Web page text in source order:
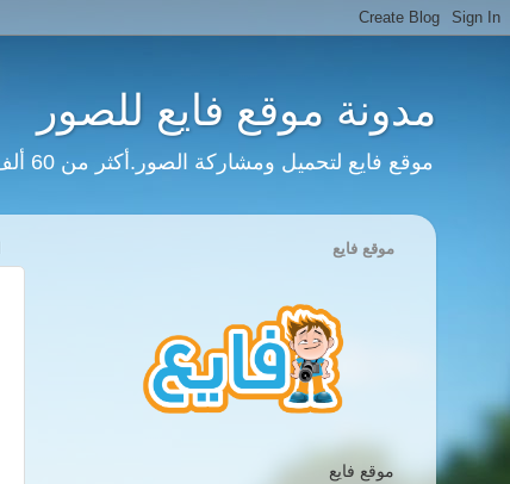
مدونة موقع فايع للصور
موقع فايع لتحميل ومشاركة الصور.أكثر من 60 ألف صورة وانفوجرافيك وعشرات الآلاف من المستخدمين وملايين الزيارات.
موقع فايع
موقع فايع